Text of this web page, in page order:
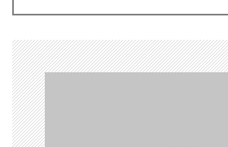
ц
і
я
з